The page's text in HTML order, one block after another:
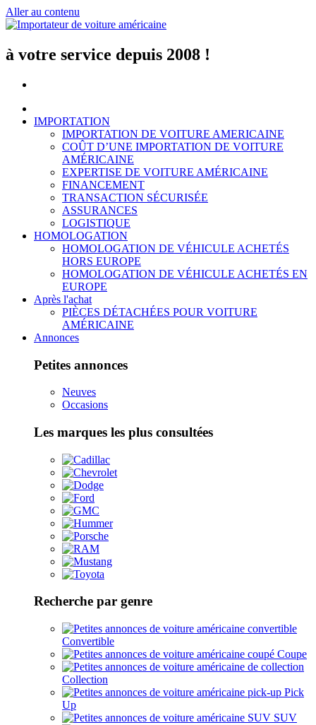
Aller au contenu
à votre service depuis 2008 !
IMPORTATION
IMPORTATION DE VOITURE AMERICAINE
COÛT D’UNE IMPORTATION DE VOITURE
AMÉRICAINE
EXPERTISE DE VOITURE AMÉRICAINE
FINANCEMENT
TRANSACTION SÉCURISÉE
ASSURANCES
LOGISTIQUE
HOMOLOGATION
HOMOLOGATION DE VÉHICULE ACHETÉS
HORS EUROPE
HOMOLOGATION DE VÉHICULE ACHETÉS EN
EUROPE
Après l'achat
PIÈCES DÉTACHÉES POUR VOITURE
AMÉRICAINE
Annonces
Petites annonces
Neuves
Occasions
Les marques les plus consultées
Recherche par genre
Convertible
Coupe
Collection
Pick
Up
SUV